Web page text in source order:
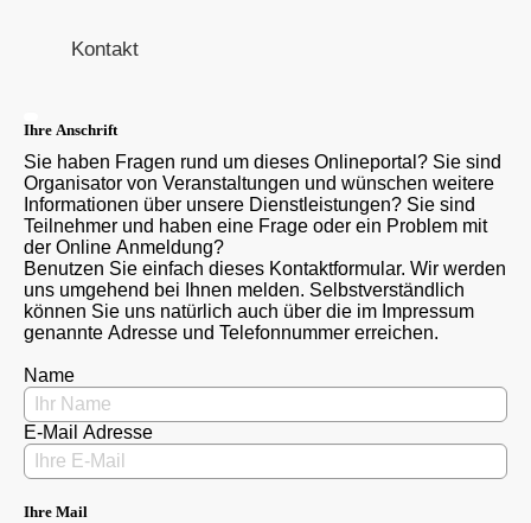
Kontakt
Ihre Anschrift
Sie haben Fragen rund um dieses Onlineportal? Sie sind
Organisator von Veranstaltungen und wünschen weitere
Informationen über unsere Dienstleistungen? Sie sind
Teilnehmer und haben eine Frage oder ein Problem mit
der Online Anmeldung?
Benutzen Sie einfach dieses Kontaktformular. Wir werden
uns umgehend bei Ihnen melden. Selbstverständlich
können Sie uns natürlich auch über die im Impressum
genannte Adresse und Telefonnummer erreichen.
Name
E-Mail Adresse
Ihre Mail